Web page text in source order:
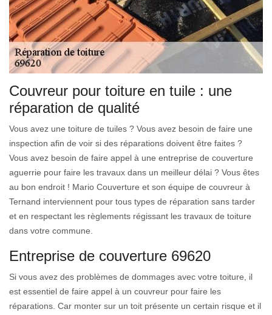
Couvreur pour toiture en tuile : une
réparation de qualité
Vous avez une toiture de tuiles ? Vous avez besoin de faire une
inspection afin de voir si des réparations doivent être faites ?
Vous avez besoin de faire appel à une entreprise de couverture
aguerrie pour faire les travaux dans un meilleur délai ? Vous êtes
au bon endroit ! Mario Couverture et son équipe de couvreur à
Ternand interviennent pour tous types de réparation sans tarder
et en respectant les règlements régissant les travaux de toiture
dans votre commune.
Entreprise de couverture 69620
Si vous avez des problèmes de dommages avec votre toiture, il
est essentiel de faire appel à un couvreur pour faire les
réparations. Car monter sur un toit présente un certain risque et il